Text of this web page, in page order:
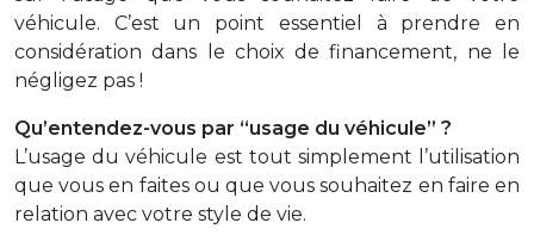
véhicule. C’est un point essentiel à prendre en
considération dans le choix de financement, ne le
négligez pas !
Qu’entendez-vous par “usage du véhicule” ?
L’usage du véhicule est tout simplement l’utilisation
que vous en faites ou que vous souhaitez en faire en
relation avec votre style de vie.